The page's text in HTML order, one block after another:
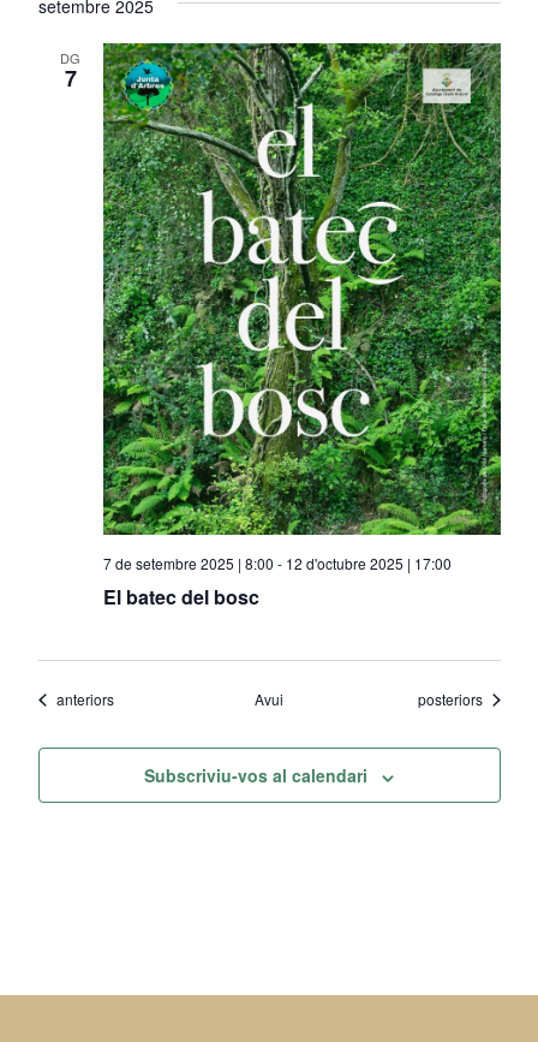
setembre 2025
DG
7
El batec del bosc
7 de setembre 2025 | 8:00 - 12 d'octubre 2025 | 17:00
Esdeveniments
anteriors Avui Esdeveniments
posteriors
Subscriviu-vos al calendari